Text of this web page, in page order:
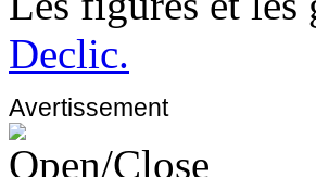
Declic.
Avertissement